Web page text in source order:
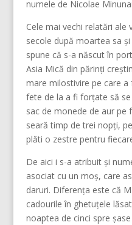
numele de Nicolae
Cele mai vechi relatări ale
secole după moartea sa
spune că s-a născut în
Asia Mică din părinți
mare milostivire pe care
fete de la a fi forțate să
sac de monede de aur pe
seară timp de trei nopți,
plăti o zestre pentru
De aici i s-a atribuit și
asociat cu un moș, care
daruri. Diferența este că
cadourile în ghetuțele
noaptea de cinci spre